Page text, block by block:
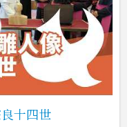
十四世